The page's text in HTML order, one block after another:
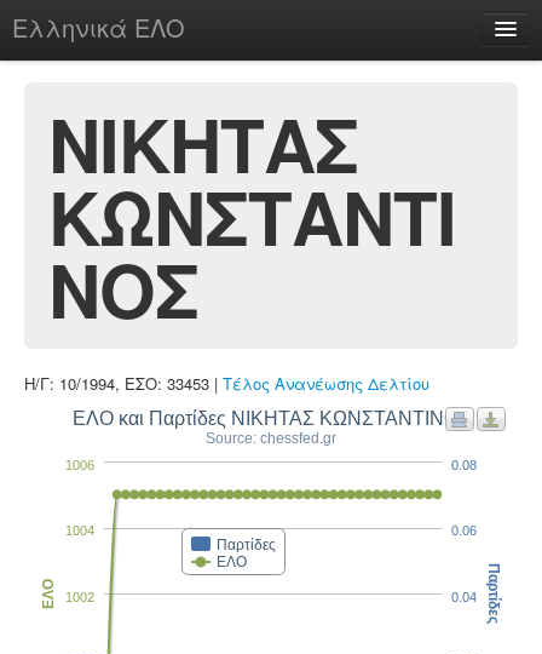
Ελληνικά ΕΛΟ
chesstu.be @ discord
Login
ΝΙΚΗΤΑΣ
ΚΩΝΣΤΑΝΤΙ
ΝΟΣ
Η/Γ: 10/1994, ΕΣΟ: 33453 | Τέλος Ανανέωσης Δελτίου
ΕΛΟ και Παρτίδες ΝΙΚΗΤΑΣ ΚΩΝΣΤΑΝΤΙΝΟΣ
Source: chessfed.gr
Παρτίδες
ΕΛΟ
1002
1004
1006
ΕΛΟ 0.04
0.06
0.08
Παρτίδες